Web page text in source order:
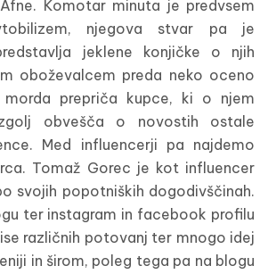
Komotar minuta je predvsem
njegova stvar pa je
jeklene konjičke o njih
oboževalcem preda neko oceno
prepriča kupce, ki o njem
obvešča o novostih ostale
Med influencerji pa najdemo
Tomaž Gorec je kot influencer
svojih popotniških dogodivščinah.
ter instagram in facebook profilu
različnih potovanj ter mnogo idej
in širom, poleg tega pa na blogu